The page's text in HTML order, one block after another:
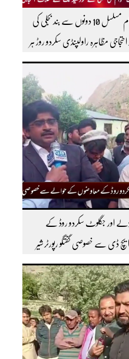
سکردو بگاردو ،قمراہ، شکور آباد بگاردو کےعوام مسلسل 10 دونوں سے بند بجلی کی
مظاہرہ راولپنڈی سکردو روڑ ہر
کے لیے ہمارے یوٹیوب چینل کو
اور جگلوٹ سکردو روڈ کے
ڈی سے خصوصی گفتگو رپورٹر شیر